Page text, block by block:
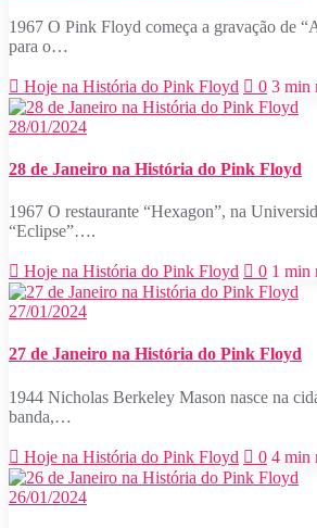
1967 O Pink Floyd começa a gravação de
para o…
Hoje na História do Pink Floyd 0 3 min
28/01/2024
28 de Janeiro na História do Pink Floyd
1967 O restaurante “Hexagon”, na
“Eclipse”….
Hoje na História do Pink Floyd 0 1 min
27/01/2024
27 de Janeiro na História do Pink Floyd
1944 Nicholas Berkeley Mason nasce na
banda,…
Hoje na História do Pink Floyd 0 4 min
26/01/2024